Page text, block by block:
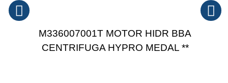
M336007001T MOTOR HIDR BBA
CENTRIFUGA HYPRO MEDAL **